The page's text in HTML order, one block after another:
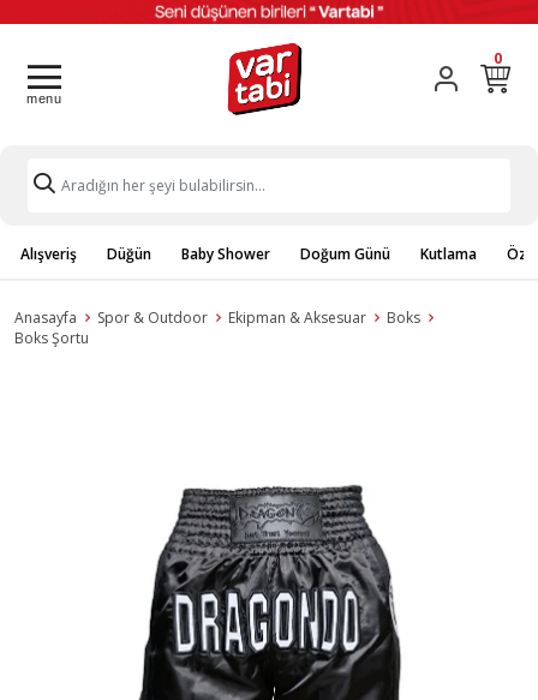
0
Alışveriş Düğün Baby Shower Doğum Günü Kutlama
Anasayfa Spor & Outdoor Ekipman & Aksesuar
Boks
Boks Şortu